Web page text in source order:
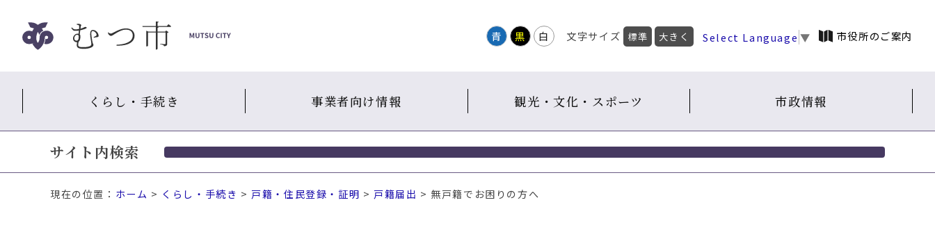
ッ
青 黒 白 文字サイズ 標準 大きく Select Language ▼ 市役所のご案内
くらし・手続き 事業者向け情報 観光・文化・スポーツ 市政情報
サイト内検索
現在の位置： ホーム > くらし・手続き > 戸籍・住民登録・証明 > 戸籍届出 > 無戸籍でお困りの方へ